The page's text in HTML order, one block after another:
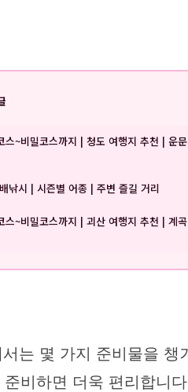
스~비밀코스까지 | 청도 여행지 추천 | 운
낚시 | 시즌별 어종 | 주변 즐길 거리
스~비밀코스까지 | 괴산 여행지 추천 | 계
는 몇 가지 준비물을
비하면 더욱 편리합